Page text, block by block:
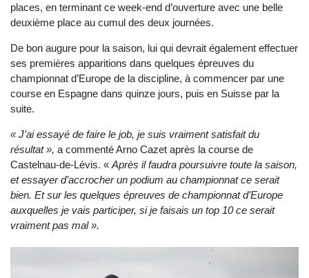
places, en terminant ce week-end d’ouverture avec une belle
deuxième place au cumul des deux journées.
De bon augure pour la saison, lui qui devrait également effectuer
ses premières apparitions dans quelques épreuves du
championnat d’Europe de la discipline, à commencer par une
course en Espagne dans quinze jours, puis en Suisse par la
suite.
« J’ai essayé de faire le job, je suis vraiment satisfait du
résultat », a commenté Arno Cazet après la course de
Castelnau-de-Lévis. « Après il faudra poursuivre toute la saison,
et essayer d’accrocher un podium au championnat ce serait
bien. Et sur les quelques épreuves de championnat d’Europe
auxquelles je vais participer, si je faisais un top 10 ce serait
vraiment pas mal ».